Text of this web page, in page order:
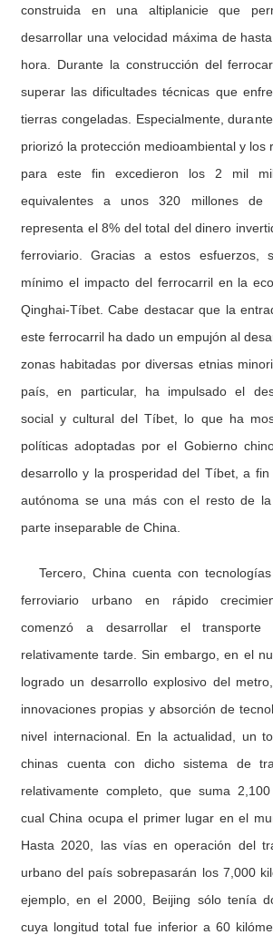
construida en una altiplanicie que
desarrollar una velocidad máxima de
hora. Durante la construcción del
superar las dificultades técnicas que
tierras congeladas. Especialmente,
priorizó la protección medioambiental y los
para este fin excedieron los 2 mil
equivalentes a unos 320 millones de
representa el 8% del total del dinero
ferroviario. Gracias a estos esfuerzos,
mínimo el impacto del ferrocarril en la
Qinghai-Tíbet. Cabe destacar que la
este ferrocarril ha dado un empujón al
zonas habitadas por diversas etnias
país, en particular, ha impulsado el
social y cultural del Tíbet, lo que ha
políticas adoptadas por el Gobierno
desarrollo y la prosperidad del Tíbet, a
autónoma se una más con el resto de
parte inseparable de China.
Tercero, China cuenta con
ferroviario urbano en rápido
comenzó a desarrollar el transporte
relativamente tarde. Sin embargo, en el
logrado un desarrollo explosivo del
innovaciones propias y absorción de
nivel internacional. En la actualidad, un
chinas cuenta con dicho sistema de
relativamente completo, que suma
cual China ocupa el primer lugar en el
Hasta 2020, las vías en operación del
urbano del país sobrepasarán los 7,000
ejemplo, en el 2000, Beijing sólo tenía
cuya longitud total fue inferior a 60